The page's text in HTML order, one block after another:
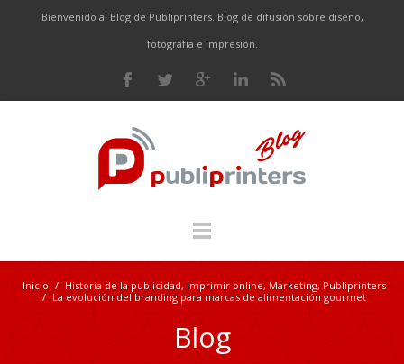
Bienvenido al Blog de Publiprinters. Blog de difusión sobre diseño,
fotografía e impresión.
Inicio / Historia de la publicidad, Imprimir online, Marketing, Publiprinters
/ La evolución del branding para marcas de alimentación gourmet
Blog